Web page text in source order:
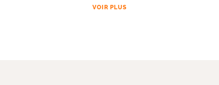
VOIR PLUS